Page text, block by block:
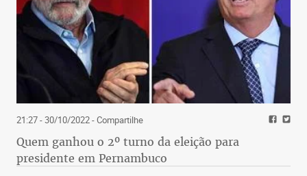
21:27 - 30/10/2022- Compartilhe
Quem ganhou o 2º turno da eleição para
presidente em Pernambuco